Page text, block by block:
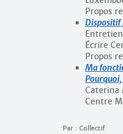
Propos
Dispositif
Écrire
Propos
Ma
Pourquoi,
Caterina
Centre
Par : Collectif